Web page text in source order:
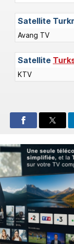
Satellite
Avang TV
Satellite
KTV